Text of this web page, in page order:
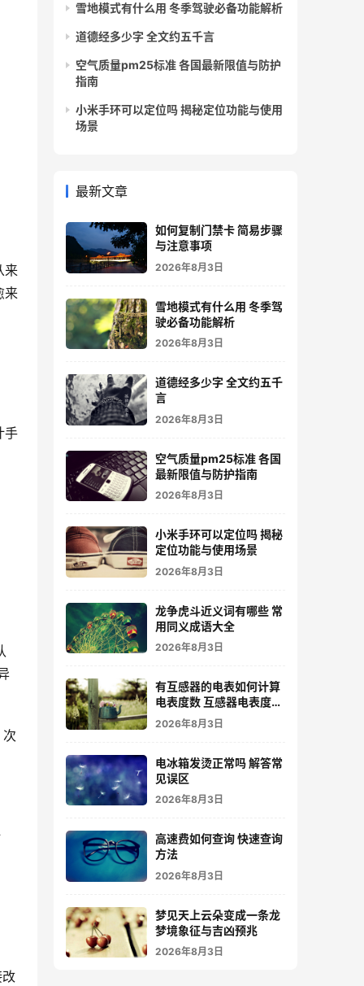
来
来
手
雪地模式有什么用 冬季驾驶必备功能解析
道德经多少字 全文约五千言
空气质量pm25标准 各国最新限值与防护
指南
小米手环可以定位吗 揭秘定位功能与使用
场景
最新文章
如何复制门禁卡 简易步骤
与注意事项
2026年8月3日
雪地模式有什么用 冬季驾
驶必备功能解析
2026年8月3日
道德经多少字 全文约五千
言
2026年8月3日
空气质量pm25标准 各国
最新限值与防护指南
2026年8月3日
小米手环可以定位吗 揭秘
定位功能与使用场景
2026年8月3日
龙争虎斗近义词有哪些 常
用同义成语大全
2026年8月3日
有互感器的电表如何计算
电表度数 互感器电表度数
计算步骤详解
2026年8月3日
电冰箱发烫正常吗 解答常
见误区
2026年8月3日
高速费如何查询 快速查询
方法
2026年8月3日
梦见天上云朵变成一条龙
梦境象征与吉凶预兆
2026年8月3日